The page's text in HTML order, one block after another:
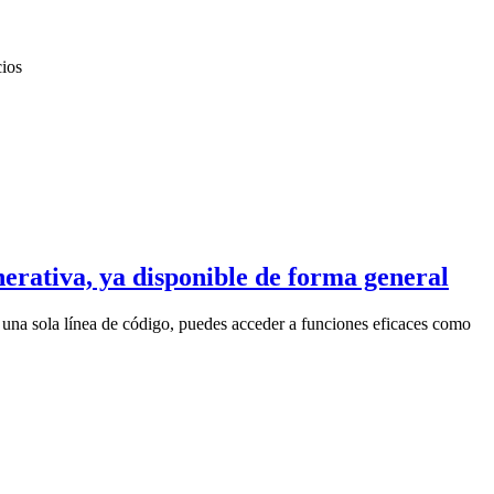
ya disponible de forma general
sola línea de código, puedes acceder a funciones eficaces como